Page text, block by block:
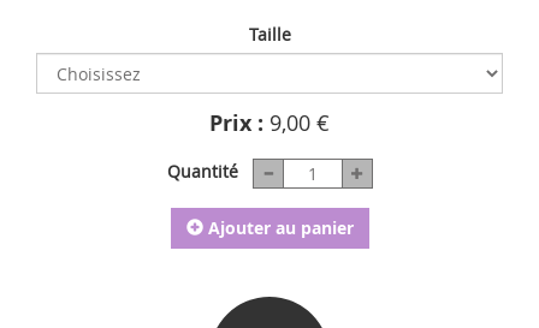
Taille
Prix : 9,00 €
Quantité
Ajouter au panier